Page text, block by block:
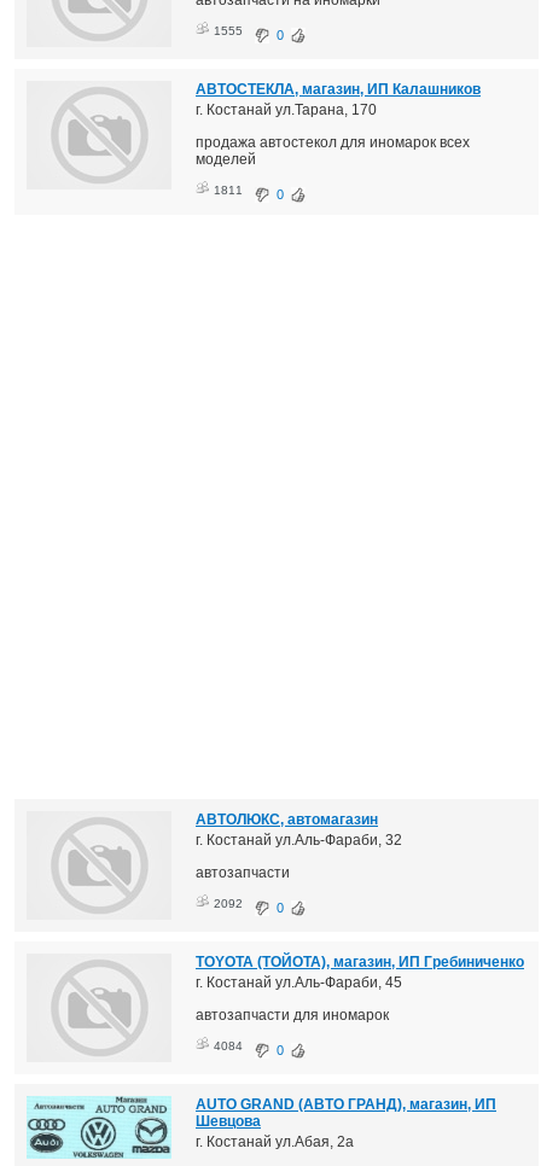
1555 0
АВТОСТЕКЛА, магазин, ИП Калашников
г. Костанай ул.Тарана, 170
продажа автостекол для иномарок всех
моделей
1811 0
АВТОЛЮКС, автомагазин
г. Костанай ул.Аль-Фараби, 32
автозапчасти
2092 0
TOYOTA (ТОЙОТА), магазин, ИП Гребиниченко
г. Костанай ул.Аль-Фараби, 45
автозапчасти для иномарок
4084 0
AUTO GRAND (АВТО ГРАНД), магазин, ИП
Шевцова
г. Костанай ул.Абая, 2а